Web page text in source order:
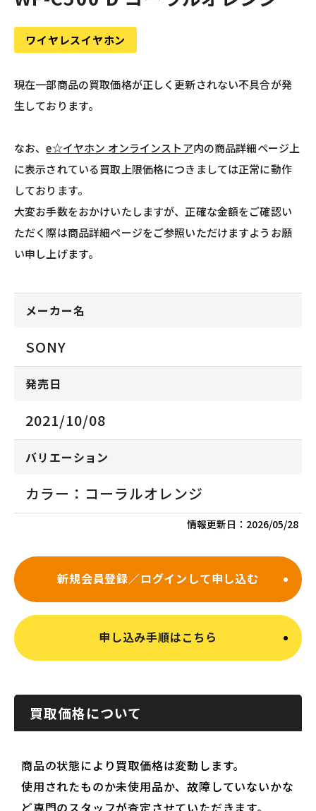
ワイヤレスイヤホン
現在一部商品の買取価格が正しく更新されない不具合が発
生しております。
なお、e☆イヤホン オンラインストア内の商品詳細ページ上
に表示されている買取上限価格につきましては正常に動作
しております。
大変お手数をおかけいたしますが、正確な金額をご確認い
ただく際は商品詳細ページをご参照いただけますようお願
い申し上げます。
メーカー名
SONY
発売日
2021/10/08
バリエーション
カラー：コーラルオレンジ
情報更新日： 2026/05/28
新規会員登録／ログインして申し込む
申し込み手順はこちら
買取価格について
商品の状態により買取価格は変動します。
使用されたものか未使用品か、故障していないかな
ど専門のスタッフが査定させていただきます。